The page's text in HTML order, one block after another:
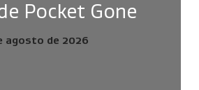
Pocket Gone
agosto de 2026